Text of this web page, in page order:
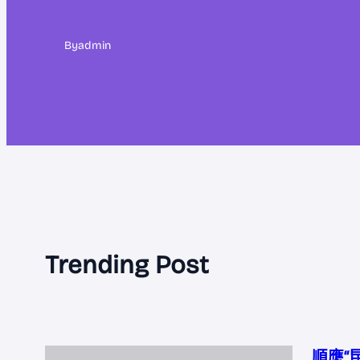
Byadmin
Trending Post